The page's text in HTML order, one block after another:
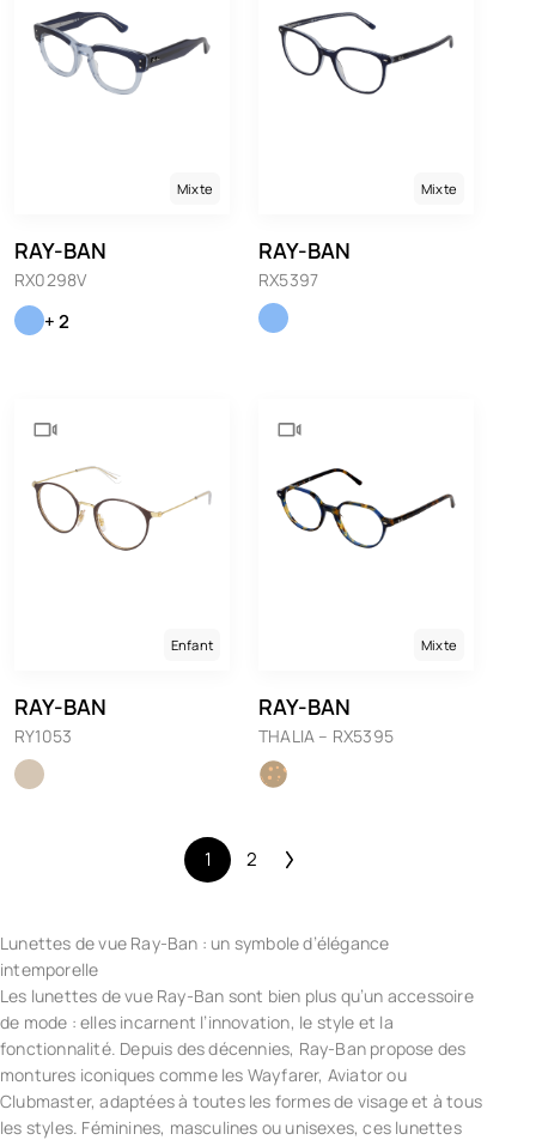
Mixte
RAY-BAN
RX0298V
+ 2
Mixte
RAY-BAN
RX5397
Enfant
RAY-BAN
RY1053
Mixte
RAY-BAN
THALIA – RX5395
1 2
Lunettes de vue Ray-Ban : un symbole d’élégance
intemporelle
Les lunettes de vue Ray-Ban sont bien plus qu’un accessoire
de mode : elles incarnent l’innovation, le style et la
fonctionnalité. Depuis des décennies, Ray-Ban propose des
montures iconiques comme les Wayfarer, Aviator ou
Clubmaster, adaptées à toutes les formes de visage et à tous
les styles. Féminines, masculines ou unisexes, ces lunettes